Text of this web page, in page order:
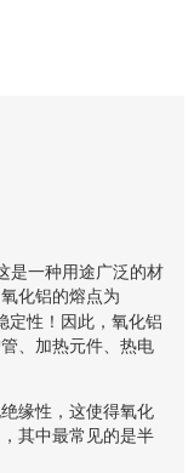
是一种用途广泛的材
化铝的熔点为
性！因此，氧化铝
、加热元件、热电
缘性，这使得氧化
其中最常见的是半